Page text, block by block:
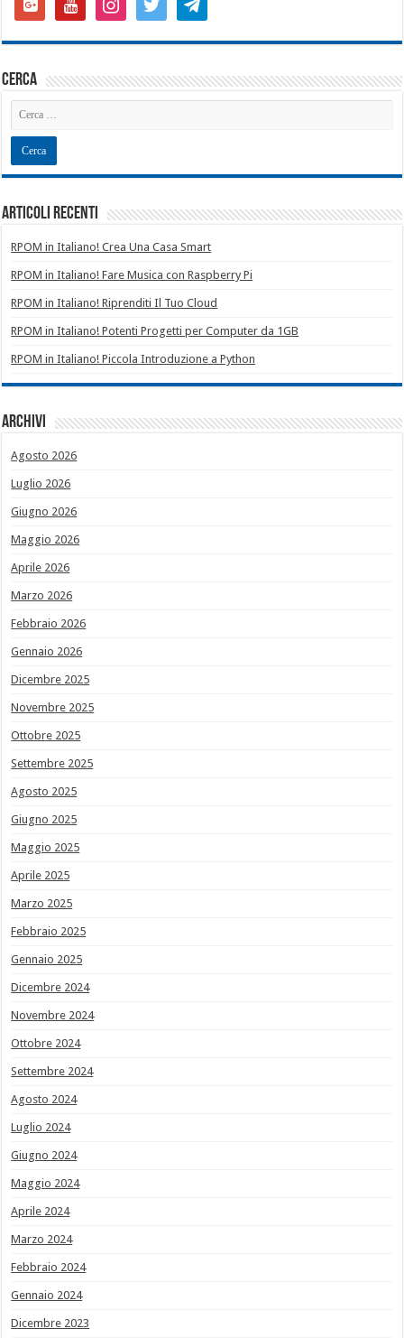
plus-
cerca
Articoli recenti
RPOM in Italiano! Crea Una Casa Smart
RPOM in Italiano! Fare Musica con Raspberry Pi
RPOM in Italiano! Riprenditi Il Tuo Cloud
RPOM in Italiano! Potenti Progetti per Computer da 1GB
RPOM in Italiano! Piccola Introduzione a Python
Archivi
Agosto 2026
Luglio 2026
Giugno 2026
Maggio 2026
Aprile 2026
Marzo 2026
Febbraio 2026
Gennaio 2026
Dicembre 2025
Novembre 2025
Ottobre 2025
Settembre 2025
Agosto 2025
Giugno 2025
Maggio 2025
Aprile 2025
Marzo 2025
Febbraio 2025
Gennaio 2025
Dicembre 2024
Novembre 2024
Ottobre 2024
Settembre 2024
Agosto 2024
Luglio 2024
Giugno 2024
Maggio 2024
Aprile 2024
Marzo 2024
Febbraio 2024
Gennaio 2024
Dicembre 2023